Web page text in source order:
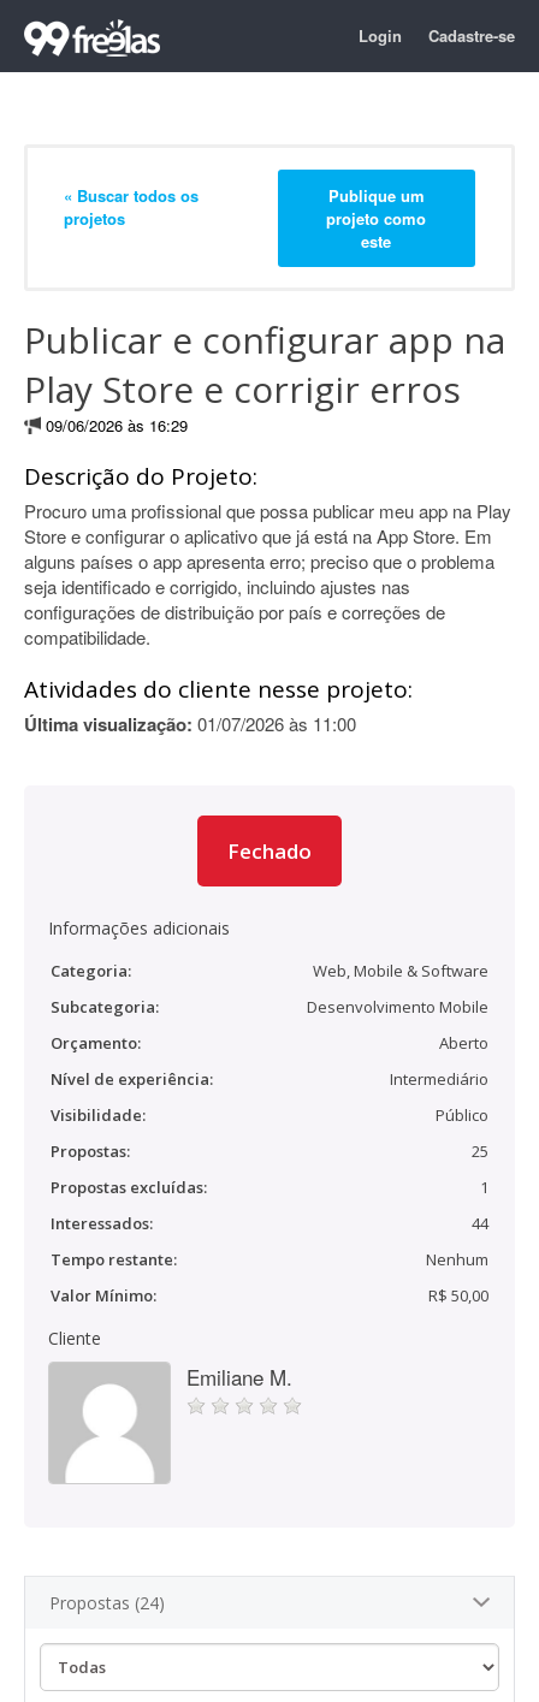
Login Cadastre-se
« Buscar todos os
projetos
Publique um
projeto como
este
Publicar e configurar app na
Play Store e corrigir erros
09/06/2026 às 16:29
Descrição do Projeto:
Procuro uma profissional que possa publicar meu app na Play
Store e configurar o aplicativo que já está na App Store. Em
alguns países o app apresenta erro; preciso que o problema
seja identificado e corrigido, incluindo ajustes nas
configurações de distribuição por país e correções de
compatibilidade.
Atividades do cliente nesse projeto:
Última visualização: 01/07/2026 às 11:00
Fechado
Informações adicionais
Categoria:
Web, Mobile & Software
Subcategoria:
Desenvolvimento Mobile
Orçamento:
Aberto
Nível de experiência:
Intermediário
Visibilidade:
Público
Propostas:
25
Propostas excluídas:
1
Interessados:
44
Tempo restante:
Nenhum
Valor Mínimo:
R$ 50,00
Cliente
Emiliane M.
Propostas (24)